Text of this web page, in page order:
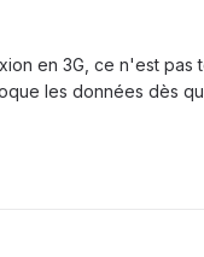
en 3G, ce n'est pas
les données dès